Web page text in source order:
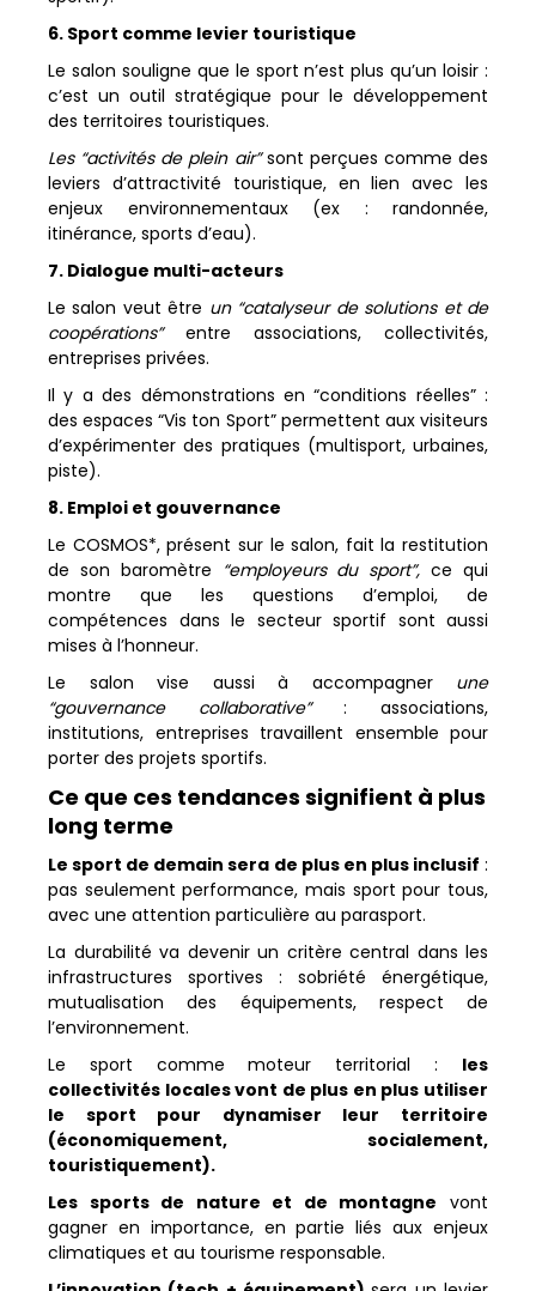
6. Sport comme levier touristique
Le salon souligne que le sport n’est plus qu’un loisir :
c’est un outil stratégique pour le développement
des territoires touristiques.
Les “activités de plein air”sont perçues comme des
leviers d’attractivité touristique, en lien avec les
enjeux environnementaux (ex : randonnée,
itinérance, sports d’eau).
7. Dialogue multi-acteurs
Le salon veut être un “catalyseur de solutions et de
coopérations” entre associations, collectivités,
entreprises privées.
Il y a des démonstrations en “conditions réelles” :
des espaces “Vis ton Sport” permettent aux visiteurs
d’expérimenter des pratiques (multisport, urbaines,
piste).
8. Emploi et gouvernance
Le COSMOS*, présent sur le salon, fait la restitution
de son baromètre “employeurs du sport”,ce qui
montre que les questions d’emploi, de
compétences dans le secteur sportif sont aussi
mises à l’honneur.
Le salon vise aussi à accompagner une
“gouvernance collaborative”: associations,
institutions, entreprises travaillent ensemble pour
porter des projets sportifs.
Ce que ces tendances signifient à plus
long terme
Le sport de demain sera de plus en plus inclusif :
pas seulement performance, mais sport pour tous,
avec une attention particulière au parasport.
La durabilité va devenir un critère central dans les
infrastructures sportives : sobriété énergétique,
mutualisation des équipements, respect de
l’environnement.
Le sport comme moteur territorial : les
collectivités locales vont de plus en plus utiliser
le sport pour dynamiser leur territoire
(économiquement, socialement,
touristiquement).
Les sports de nature et de montagne vont
gagner en importance, en partie liés aux enjeux
climatiques et au tourisme responsable.